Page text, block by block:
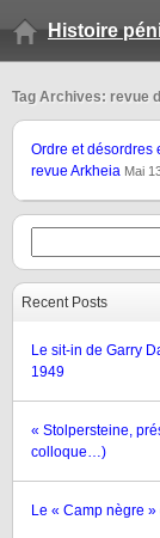
Histoire
Tag Archives: revue
Ordre et désordres
revue Arkheia Mai
Recent Posts
Le sit-in de Garry
1949
« Stolpersteine,
colloque…)
Le « Camp nègre